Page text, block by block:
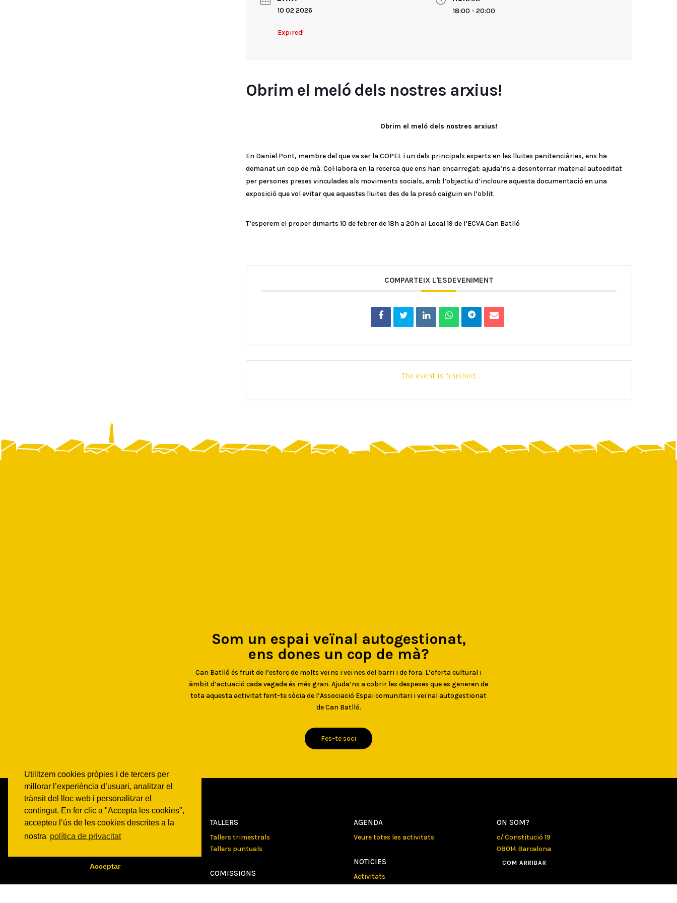
Utilitzem cookies pròpies i de tercers per
millorar l’experiència d’usuari, analitzar el
trànsit del lloc web i personalitzar el
contingut. En fer clic a "Accepta les cookies",
accepteu l’ús de les cookies descrites a la
nostra política de privacitat
Acceptar
10 02 2026
Expired!
18:00 - 20:00
Obrim el meló dels nostres arxius!
Obrim el meló dels nostres arxius!
En Daniel Pont, membre del que va ser la COPEL i un dels principals experts en les lluites penitenciàries, ens ha
demanat un cop de mà. Col·labora en la recerca que ens han encarregat: ajuda’ns a desenterrar material autoeditat
per persones preses vinculades als moviments socials, amb l’objectiu d’incloure aquesta documentació en una
exposició que vol evitar que aquestes lluites des de la presó caiguin en l’oblit.
T’esperem el proper dimarts 10 de febrer de 18h a 20h al Local 19 de l’ECVA Can Batlló
COMPARTEIX L'ESDEVENIMENT
The event is finished.
Som un espai veïnal autogestionat,
ens dones un cop de mà?
Can Batlló és fruit de l’esforç de molts veïns i veïnes del barri i de fora. L’oferta cultural i
àmbit d’actuació cada vegada és més gran. Ajuda’ns a cobrir les despeses que es generen de
tota aquesta activitat fent-te sòcia de l’Associació Espai comunitari i veïnal autogestionat
de Can Batlló.
Fes-te soci
CANBATLLÓ
Qui som
Transparencia
TALLERS
Tallers trimestrals
Tallers puntuals
COMISSIONS
AGENDA
Veure totes les activitats
NOTICIES
Activitats
ON SOM?
c/ Constitució 19
08014 Barcelona
COM ARRIBAR